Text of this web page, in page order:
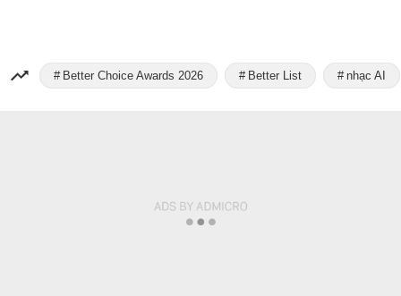
Better Choice Awards 2026 Better List nhạc AI